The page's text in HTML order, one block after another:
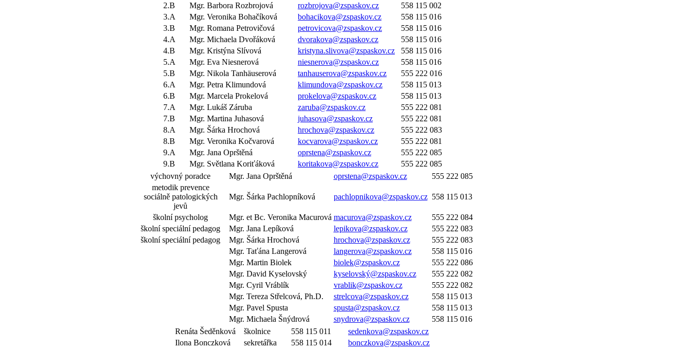
2.B
Mgr. Barbora Rozbrojová rozbrojova@zspaskov.cz
558 115 002
3.A
Mgr. Veronika Bohačíková bohacikova@zspaskov.cz
558 115 016
3.B
Mgr. Romana Petrovičová petrovicova@zspaskov.cz
558 115 016
4.A
Mgr. Michaela Dvořáková dvorakova@zspaskov.cz
558 115 016
4.B
Mgr. Kristýna Slívová kristyna.slivova@zspaskov.cz
558 115 016
5.A
Mgr. Eva Niesnerová niesnerova@zspaskov.cz
558 115 016
5.B
Mgr. Nikola Tanhäuserová tanhauserova@zspaskov.cz
555 222 016
6.A
Mgr. Petra Klimundová klimundova@zspaskov.cz
558 115 013
6.B
Mgr. Marcela Prokelová prokelova@zspaskov.cz
558 115 013
7.A
Mgr. Lukáš Záruba zaruba@zspaskov.cz
555 222 081
7.B
Mgr. Martina Juhasová juhasova@zspaskov.cz
555 222 081
8.A
Mgr. Šárka Hrochová hrochova@zspaskov.cz
555 222 083
8.B
Mgr. Veronika Kočvarová kocvarova@zspaskov.cz
555 222 081
9.A
Mgr. Jana Oprštěná oprstena@zspaskov.cz
555 222 085
9.B
Mgr. Světlana Koriťáková koritakova@zspaskov.cz
555 222 085
výchovný poradce
Mgr. Jana Oprštěná oprstena@zspaskov.cz
555 222 085
metodik prevence
sociálně patologických
jevů
Mgr. Šárka Pachlopníková pachlopnikova@zspaskov.cz 558 115 013
školní psycholog Mgr. et Bc. Veronika Macurová macurova@zspaskov.cz
555 222 084
školní speciální pedagog
Mgr. Jana Lepíková lepikova@zspaskov.cz
555 222 083
školní speciální pedagog
Mgr. Šárka Hrochová hrochova@zspaskov.cz
555 222 083
Mgr. Taťána Langerová
langerova@zspaskov.cz
558 115 016
Mgr. Martin Biolek
biolek@zspaskov.cz
555 222 086
Mgr. David Kyselovský
kyselovský@zspaskov.cz
555 222 082
Mgr. Cyril Vráblík
vrablik@zspaskov.cz
555 222 082
Mgr. Tereza Střelcová, Ph.D.
strelcova@zspaskov.cz
558 115 013
Mgr. Pavel Spusta
spusta@zspaskov.cz
558 115 013
Mgr. Michaela Šnýdrová
snydrova@zspaskov.cz
558 115 016
Renáta Šeděnková
školnice 558 115 011
sedenkova@zspaskov.cz
Ilona Bonczková
sekretářka 558 115 014
bonczkova@zspaskov.cz